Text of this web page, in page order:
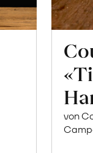
von